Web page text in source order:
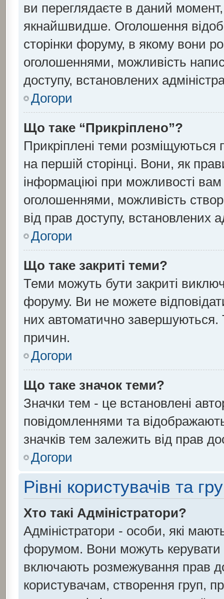
ви переглядаєте в даний момент,
якнайшвидше. Оголошення
сторінки форуму, в якому вони
оголошеннями, можливість
доступу, встановлених
Догори
Що таке “Прикріплено”?
Прикріплені теми
на першій сторінці. Вони, як
інформаціюі при можливості вам
оголошеннями, можливість
від прав доступу, встановлених
Догори
Що таке закриті теми?
Теми можуть бути закриті
форуму. Ви не можете
них автоматично завершуються.
причин.
Догори
Що таке значок теми?
Значки тем - це встановлені
повідомленнями та
значків тем залежить від прав
Догори
Рівні користувачів та
Хто такі Адміністратори?
Адміністратори - особи, які
форумом. Вони можуть керувати
включають розмежування прав
користувачам, створення груп,